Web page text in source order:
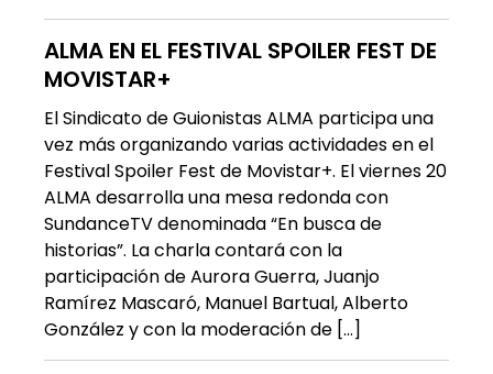
ALMA EN EL FESTIVAL SPOILER FEST DE
MOVISTAR+
El Sindicato de Guionistas ALMA participa una
vez más organizando varias actividades en el
Festival Spoiler Fest de Movistar+. El viernes 20
ALMA desarrolla una mesa redonda con
SundanceTV denominada “En busca de
historias”. La charla contará con la
participación de Aurora Guerra, Juanjo
Ramírez Mascaró, Manuel Bartual, Alberto
González y con la moderación de […]